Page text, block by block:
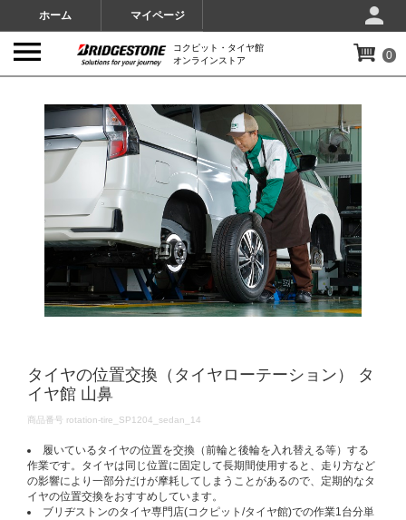
ホーム マイページ
コクピット・タイヤ館
オンラインストア
0
タイヤの位置交換（タイヤローテーション） タ
イヤ館 山鼻
DETAILS
商品番号 rotation-tire_SP1204_sedan_14
履いているタイヤの位置を交換（前輪と後輪を入れ替える等）する
作業です。タイヤは同じ位置に固定して長期間使用すると、走り方など
の影響により一部分だけが摩耗してしまうことがあるので、定期的なタ
イヤの位置交換をおすすめしています。
ブリヂストンのタイヤ専門店(コクピット/タイヤ館)での作業1台分単